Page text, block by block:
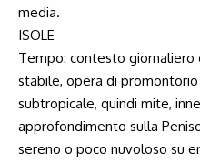
media.
ISOLE
Tempo: contesto giornaliero
stabile, opera di
subtropicale, quindi mite,
approfondimento sulla
sereno o poco nuvoloso su